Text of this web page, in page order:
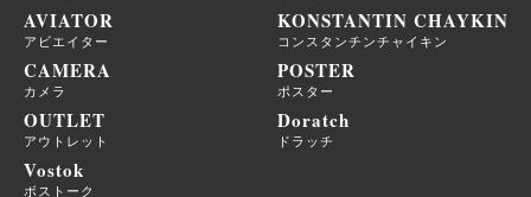
AVIATOR
アビエイター
KONSTANTIN CHAYKIN
コンスタンチンチャイキン
CAMERA
カメラ
POSTER
ポスター
OUTLET
アウトレット
Doratch
ドラッチ
Vostok
ボストーク